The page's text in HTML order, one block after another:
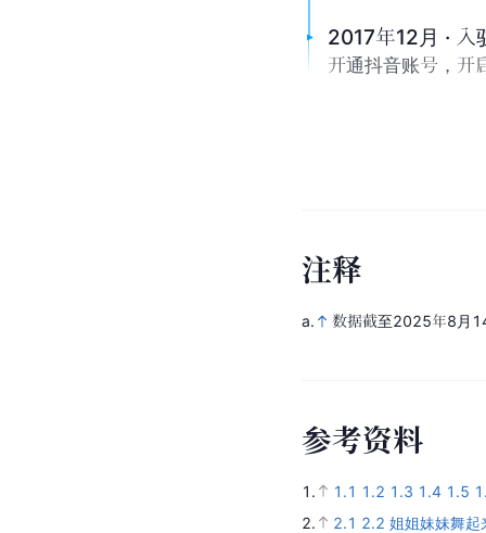
2017年12月 · 入
开通抖音账号，开
注释
a. 数据截至2025年8月
参考资料
1. 1.1 1.2 1.3 1.4 1.5
2.
2.1 2.2 姐姐妹妹舞起